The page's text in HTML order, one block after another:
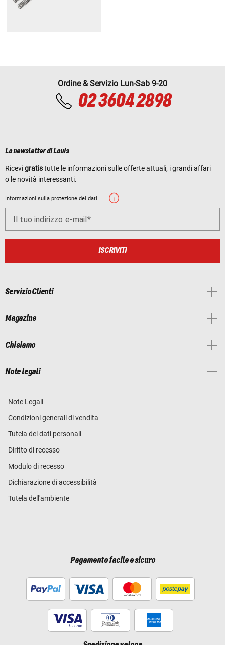
Ordine & Servizio Lun-Sab 9-20
02 3604 2898
La newsletter di Louis
Ricevigratistutte le informazioni sulle offerte attuali, i grandi affari
o le novità interessanti.
Informazioni sulla protezione dei dati
Il tuo indirizzo e-mail
ISCRIVITI
Servizio Clienti
Magazine
Chi siamo
Note legali
Note Legali
Condizioni generali di vendita
Tutela dei dati personali
Diritto di recesso
Modulo di recesso
Dichiarazione di accessibilità
Tutela dell'ambiente
Pagamento facile e sicuro